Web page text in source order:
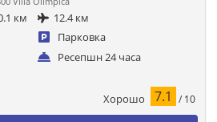
км
12.4 км
Парковка
Ресепшн 24 часа
Хорошо 7.1 / 10